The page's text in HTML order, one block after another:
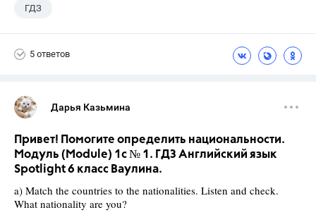
ГДЗ
5 ответов
Дарья Казьмина
Привет! Помогите определить национальности.
Модуль (Module) 1c № 1. ГДЗ Английский язык
Spotlight 6 класс Ваулина.
a) Match the countries to the nationalities. Listen and check.
What nationality are you?